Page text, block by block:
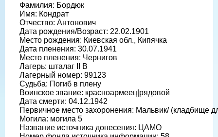
Фамилия: Бордюк
Имя: Кондрат
Отчество: Антонович
Дата рождения/Возраст: 22.02.1901
Место рождения: Киевская обл., Кипячка
Дата пленения: 30.07.1941
Место пленения: Чернигов
Лагерь: шталаг II B
Лагерный номер: 99123
Судьба: Погиб в плену
Воинское звание: красноармеец|рядовой
Дата смерти: 04.12.1942
Первичное место захоронения: Мальвик/ (кладбище
Могила: могила 5
Название источника донесения: ЦАМО